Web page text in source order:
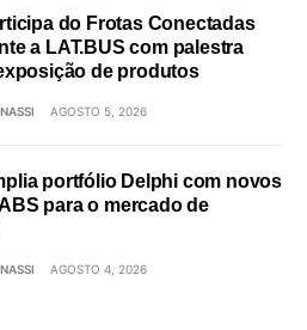
do Frotas Conectadas
a LAT.BUS com palestra
de produtos
AGOSTO 5, 2026
portfólio Delphi com novos
para o mercado de
AGOSTO 4, 2026